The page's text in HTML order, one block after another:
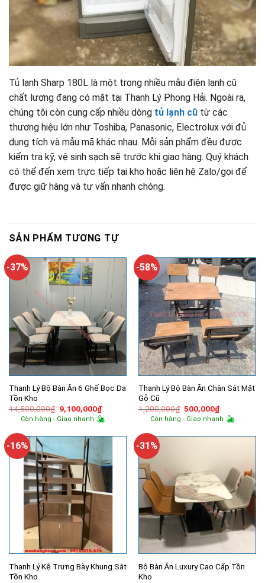
Tủ lạnh Sharp 180L là một trong nhiều mẫu điện lạnh cũ
chất lượng đang có mặt tại Thanh Lý Phong Hải. Ngoài ra,
chúng tôi còn cung cấp nhiều dòng tủ lạnh cũ từ các
thương hiệu lớn như Toshiba, Panasonic, Electrolux với đủ
dung tích và mẫu mã khác nhau. Mỗi sản phẩm đều được
kiểm tra kỹ, vệ sinh sạch sẽ trước khi giao hàng. Quý khách
có thể đến xem trực tiếp tại kho hoặc liên hệ Zalo/gọi để
được giữ hàng và tư vấn nhanh chóng.
SẢN PHẨM TƯƠNG TỰ
-37%
Thanh Lý Bộ Bàn Ăn 6 Ghế Bọc Da
Tồn Kho
14,500,000₫ Giá
gốc
là:
9,100,000₫Giá
hiện
tại
9,100,000₫.
Còn hàng - Giao nhanh
-58%
Thanh Lý Bộ Bàn Ăn Chân Sắt Mặt
Gỗ Cũ
1,200,000₫ Giá
gốc
là:
500,000₫Giá
hiện
tại
500,000₫.
Còn hàng - Giao nhanh
-16%
Thanh Lý Kệ Trưng Bày Khung Sắt
Tồn Kho
-31%
Bộ Bàn Ăn Luxury Cao Cấp Tồn
Kho